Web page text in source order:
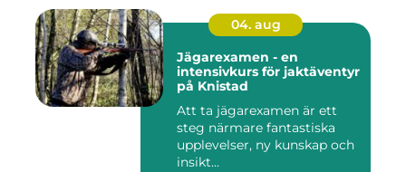
04. aug
Jägarexamen - en
intensivkurs för jaktäventyr
på Knistad
Att ta jägarexamen är ett
steg närmare fantastiska
upplevelser, ny kunskap och
insikt...